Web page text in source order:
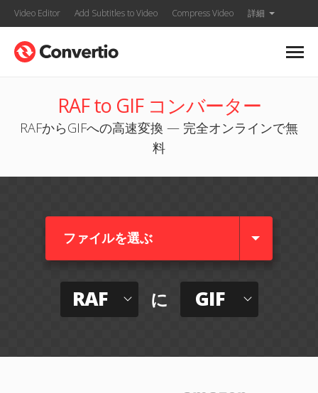
Video Editor Add Subtitles to Video Compress Video 詳細
RAF to GIF コンバーター
RAFからGIFへの高速変換 — 完全オンラインで無
料
ファイルを選ぶ
RAF に GIF